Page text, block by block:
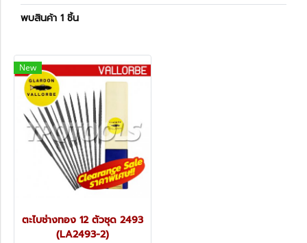
พบสินค้า 1 ชิ้น
New
ตะไบช่างทอง 12 ตัวชุด 2493
(LA2493-2)